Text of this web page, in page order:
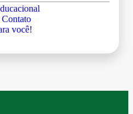
você!